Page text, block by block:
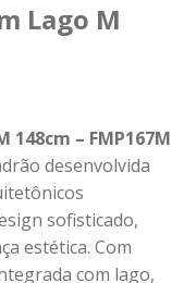
Lago M
– FMP167M
desenvolvida
sofisticado,
estética. Com
com lago,